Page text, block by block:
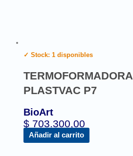
✓ Stock: 1 disponibles
TERMOFORMADORA
PLASTVAC P7
BioArt
$ 703.300,00
Añadir al carrito